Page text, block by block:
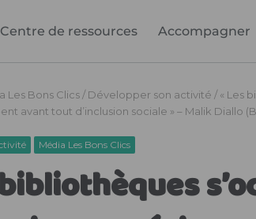
Centre de ressources Accompagner